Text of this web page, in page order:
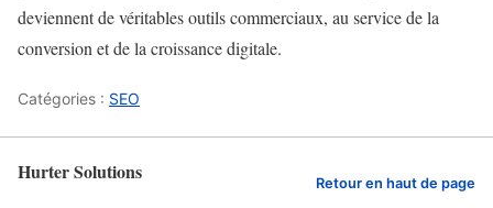
deviennent de véritables outils commerciaux, au service de la
conversion et de la croissance digitale.
Catégories : SEO
Hurter Solutions Retour en haut de page